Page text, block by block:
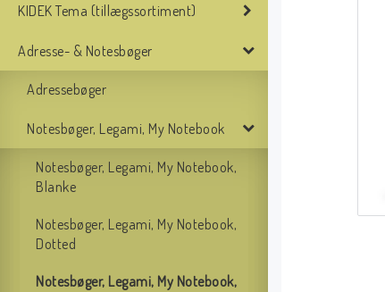
KIDEK Tema (tillægssortiment)
Adresse- & Notesbøger
Adressebøger
Notesbøger, Legami, My Notebook
Notesbøger, Legami, My Notebook,
Blanke
Notesbøger, Legami, My Notebook,
Dotted
Notesbøger, Legami, My Notebook,